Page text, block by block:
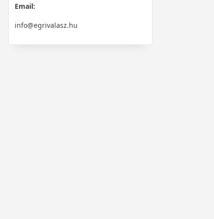
Email:
info@egrivalasz.hu